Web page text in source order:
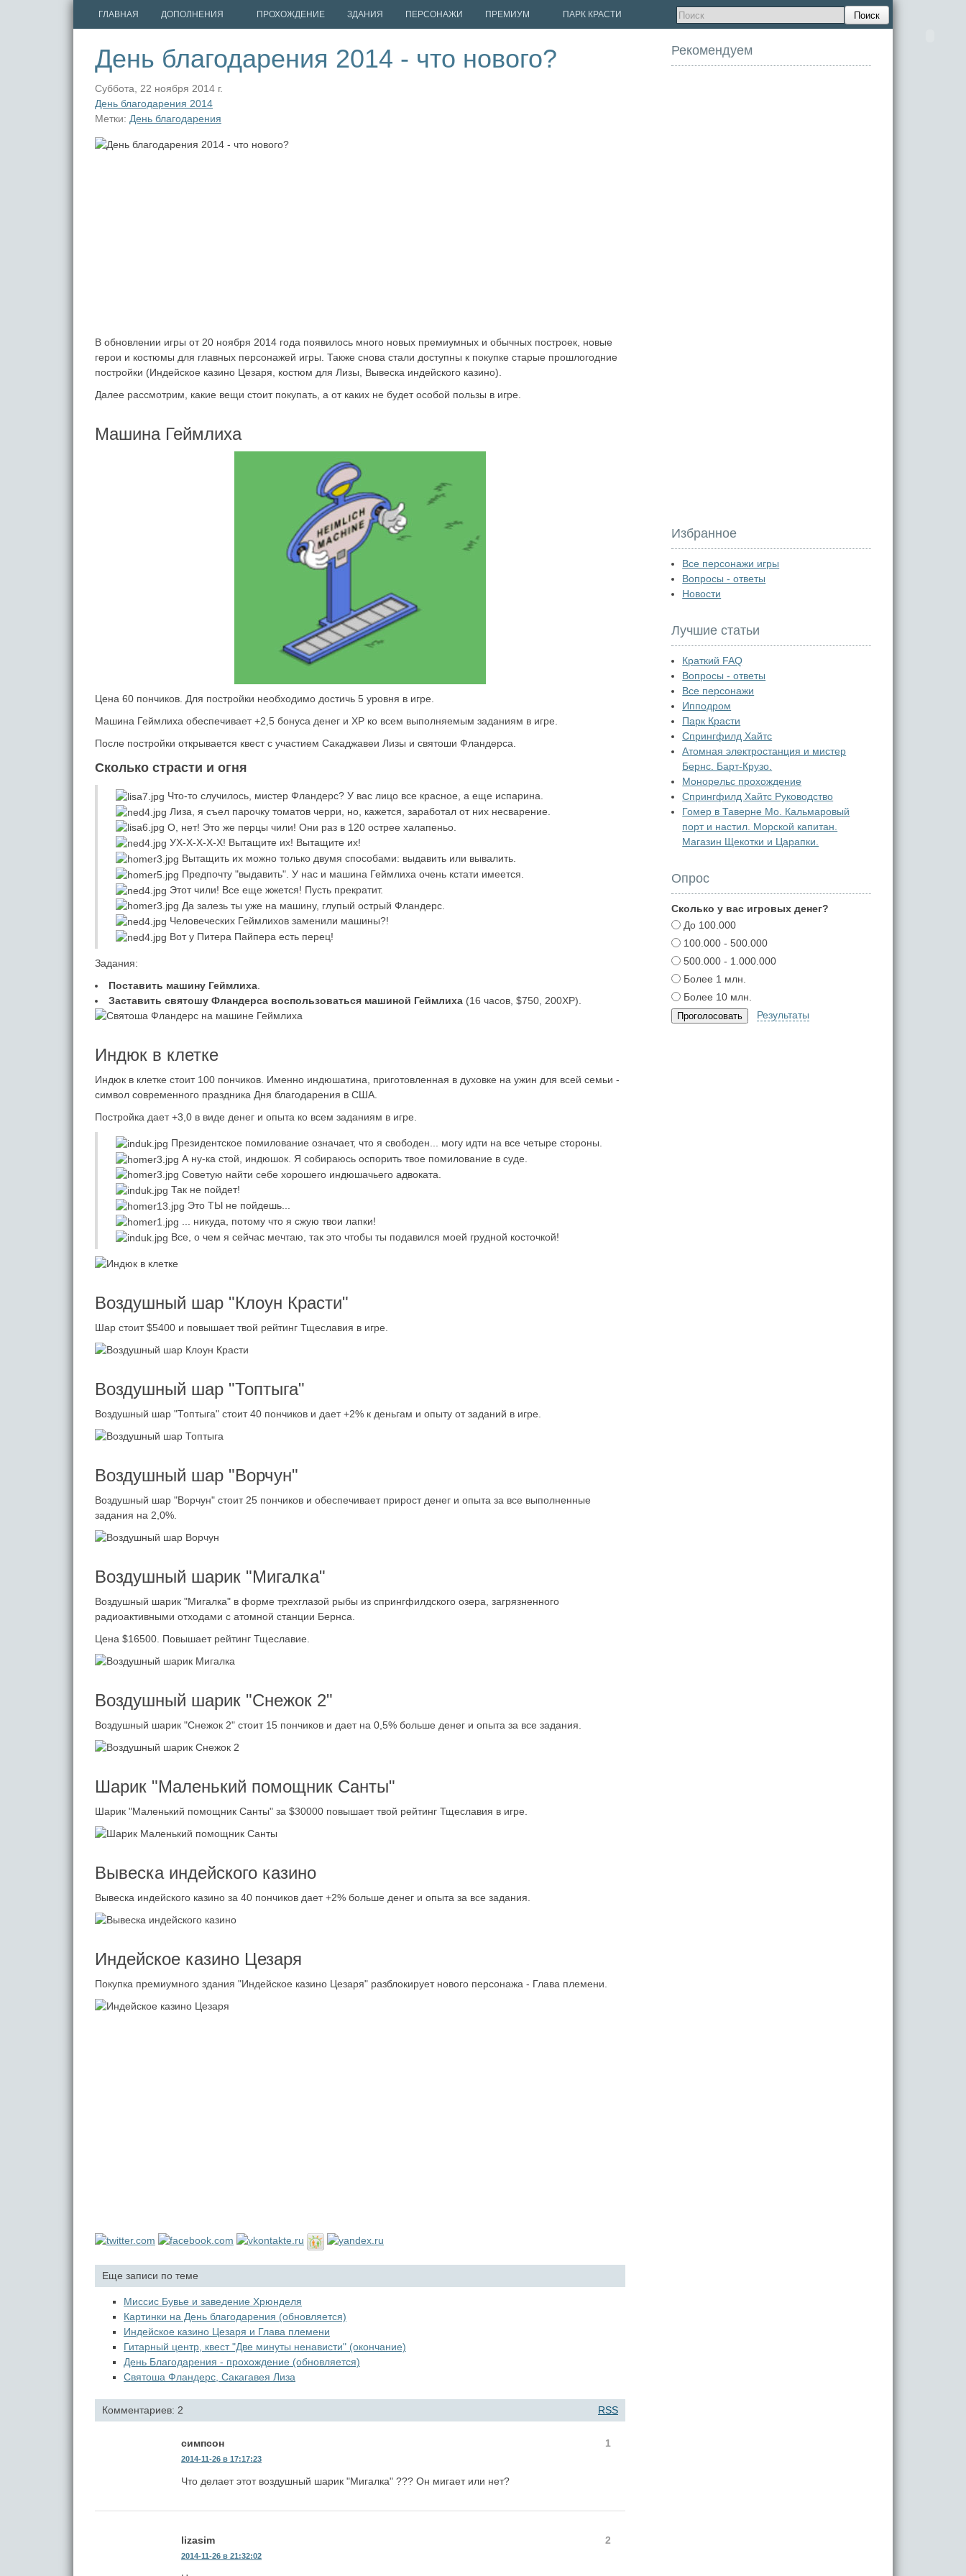
ГЛАВНАЯ ДОПОЛНЕНИЯ ПРОХОЖДЕНИЕ ЗДАНИЯ ПЕРСОНАЖИ ПРЕМИУМ ПАРК КРАСТИ Поиск
День благодарения 2014 - что нового?
Суббота, 22 ноября 2014 г.
День благодарения 2014
Метки: День благодарения
В обновлении игры от 20 ноября 2014 года появилось много новых премиумных и обычных построек, новые
герои и костюмы для главных персонажей игры. Также снова стали доступны к покупке старые прошлогодние
постройки (Индейское казино Цезаря, костюм для Лизы, Вывеска индейского казино).
Далее рассмотрим, какие вещи стоит покупать, а от каких не будет особой пользы в игре.
Машина Геймлиха
Цена 60 пончиков. Для постройки необходимо достичь 5 уровня в игре.
Машина Геймлиха обеспечивает +2,5 бонуса денег и XP ко всем выполняемым заданиям в игре.
После постройки открывается квест с участием Сакаджавеи Лизы и святоши Фландерса.
Сколько страсти и огня
Что-то случилось, мистер Фландерс? У вас лицо все красное, а еще испарина.
Лиза, я съел парочку томатов черри, но, кажется, заработал от них несварение.
О, нет! Это же перцы чили! Они раз в 120 острее халапеньо.
УХ-Х-Х-Х-Х! Вытащите их! Вытащите их!
Вытащить их можно только двумя способами: выдавить или вывалить.
Предпочту "выдавить". У нас и машина Геймлиха очень кстати имеется.
Этот чили! Все еще жжется! Пусть прекратит.
Да залезь ты уже на машину, глупый острый Фландерс.
Человеческих Геймлихов заменили машины?!
Вот у Питера Пайпера есть перец!
Задания:
Поставить машину Геймлиха
Заставить святошу Фландерса воспользоваться машиной Геймлиха (16 часов, $750, 200XP).
Индюк в клетке
Индюк в клетке стоит 100 пончиков. Именно индюшатина, приготовленная в духовке на ужин для всей семьи -
символ современного праздника Дня благодарения в США.
Постройка дает +3,0 в виде денег и опыта ко всем заданиям в игре.
Президентское помилование означает, что я свободен... могу идти на все четыре стороны.
А ну-ка стой, индюшок. Я собираюсь оспорить твое помилование в суде.
Советую найти себе хорошего индюшачьего адвоката.
Так не пойдет!
Это ТЫ не пойдешь...
... никуда, потому что я сжую твои лапки!
Все, о чем я сейчас мечтаю, так это чтобы ты подавился моей грудной косточкой!
Воздушный шар "Клоун Красти"
Шар стоит $5400 и повышает твой рейтинг Тщеславия в игре.
Воздушный шар "Топтыга"
Воздушный шар "Топтыга" стоит 40 пончиков и дает +2% к деньгам и опыту от заданий в игре.
Воздушный шар "Ворчун"
Воздушный шар "Ворчун" стоит 25 пончиков и обеспечивает прирост денег и опыта за все выполненные
задания на 2,0%.
Воздушный шарик "Мигалка"
Воздушный шарик "Мигалка" в форме трехглазой рыбы из спрингфилдского озера, загрязненного
радиоактивными отходами с атомной станции Бернса.
Цена $16500. Повышает рейтинг Тщеславие.
Воздушный шарик "Снежок 2"
Воздушный шарик "Снежок 2" стоит 15 пончиков и дает на 0,5% больше денег и опыта за все задания.
Шарик "Маленький помощник Санты"
Шарик "Маленький помощник Санты" за $30000 повышает твой рейтинг Тщеславия в игре.
Вывеска индейского казино
Вывеска индейского казино за 40 пончиков дает +2% больше денег и опыта за все задания.
Индейское казино Цезаря
Покупка премиумного здания "Индейское казино Цезаря" разблокирует нового персонажа - Глава племени.
Еще записи по теме
Миссис Бувье и заведение Хрюнделя
Картинки на День благодарения (обновляется)
Индейское казино Цезаря и Глава племени
Гитарный центр, квест "Две минуты ненависти" (окончание)
День Благодарения - прохождение (обновляется)
Святоша Фландерс, Сакагавея Лиза
Комментариев: 2 RSS
симпсон 1
2014-11-26 в 17:17:23
Что делает этот воздушный шарик "Мигалка" ??? Он мигает или нет?
lizasim 2
2014-11-26 в 21:32:02
Рекомендуем
Избранное
Все персонажи игры
Вопросы - ответы
Новости
Лучшие статьи
Краткий FAQ
Вопросы - ответы
Все персонажи
Ипподром
Парк Красти
Спрингфилд Хайтс
Атомная электростанция и мистер
Бернс. Барт-Крузо.
Монорельс прохождение
Спрингфилд Хайтс Руководство
Гомер в Таверне Мо. Кальмаровый
порт и настил. Морской капитан.
Магазин Щекотки и Царапки.
Опрос
Сколько у вас игровых денег?
До 100.000
100.000 - 500.000
500.000 - 1.000.000
Более 1 млн.
Более 10 млн.
Результаты